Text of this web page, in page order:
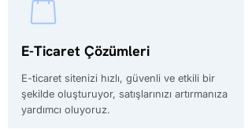
E-Ticaret Çözümleri
E-ticaret sitenizi hızlı, güvenli ve etkili bir
şekilde oluşturuyor, satışlarınızı artırmanıza
yardımcı oluyoruz.